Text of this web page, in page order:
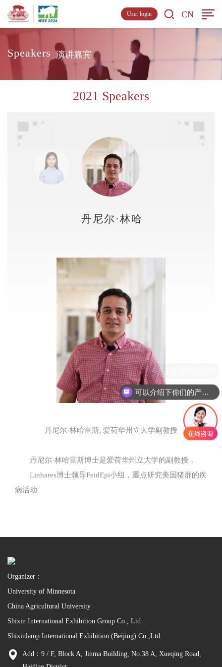
CN
User login
Speakers 演讲嘉宾
2021 Speakers
丹尼尔·林哈雷斯
丹尼尔·林哈雷斯, 爱荷华州立大学副教授
丹尼尔·林哈雷斯博士是爱荷华州立大学的副教授，
Linhares博士领导FeidEpi小组，重点研究美国猪群的疾
病活动
Organizer：
University of Minnesota
China Agricultural University
Shixin International Exhibition Group Co., Ltd
Shixinlamp International Exhibition (Beijing) Co.,Ltd
Add：9 / F, Block A, Jinma Building, No.38 A, Xueqing Road,
可以介绍下你们的产品么
现在有优惠活动吗